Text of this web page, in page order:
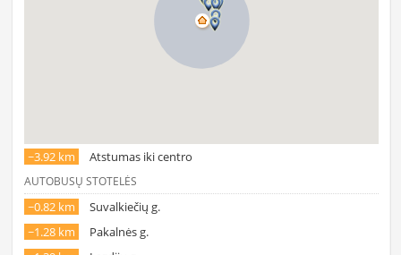
~3.92 km Atstumas iki centro
AUTOBUSŲ STOTELĖS
~0.82 km
Suvalkiečių g.
~1.28 km
Pakalnės g.